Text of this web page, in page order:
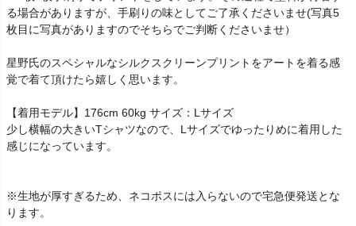
る場合がありますが、手刷りの味としてご了承くださいませ(写真5
枚目に写真がありますのでそちらでご判断くださいませ）
星野氏のスペシャルなシルクスクリーンプリントをアートを着る感
覚で着て頂けたら嬉しく思います。
【着用モデル】176cm 60kg サイズ：Lサイズ
少し横幅の大きいTシャツなので、Lサイズでゆったりめに着用した
感じになっています。
※生地が厚すぎるため、ネコポスには入らないので宅急便発送とな
ります。